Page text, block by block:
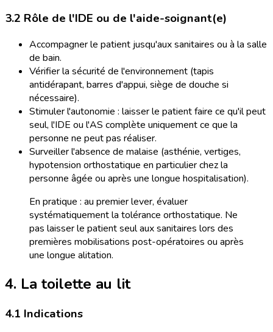
3.2 Rôle de l'IDE ou de l'aide-soignant(e)
Accompagner le patient jusqu'aux sanitaires ou à la salle
de bain.
Vérifier la sécurité de l'environnement (tapis
antidérapant, barres d'appui, siège de douche si
nécessaire).
Stimuler l'autonomie : laisser le patient faire ce qu'il peut
seul, l'IDE ou l'AS complète uniquement ce que la
personne ne peut pas réaliser.
Surveiller l'absence de malaise (asthénie, vertiges,
hypotension orthostatique en particulier chez la
personne âgée ou après une longue hospitalisation).
En pratique : au premier lever, évaluer
systématiquement la tolérance orthostatique. Ne
pas laisser le patient seul aux sanitaires lors des
premières mobilisations post-opératoires ou après
une longue alitation.
4. La toilette au lit
4.1 Indications